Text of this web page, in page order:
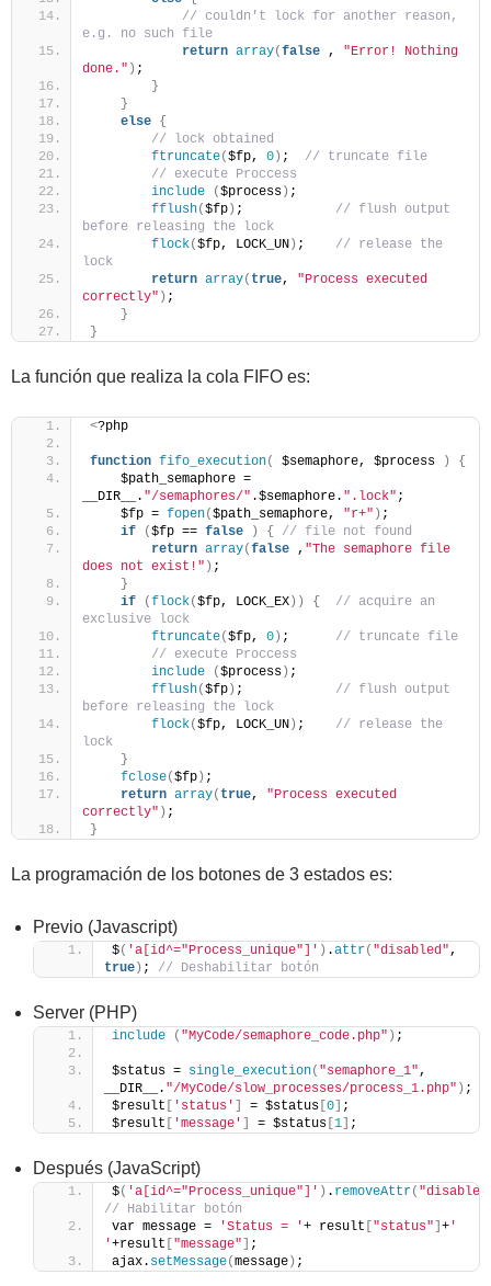
// couldn't lock for another reason,
e.g. no such file
return array(false , "Error! Nothing
done." ) ;
}
}
else {
// lock obtained
ftruncate($fp, 0 ) ;
// execute Proccess
include
($process ) ;
fflush($fp ) ; // flush output
before releasing the lock
flock($fp, LOCK_UN ) ; // release the
lock
return array( true, "Process executed
correctly" ) ;
}
}
La función que realiza la cola FIFO es:
<?php
function fifo_execution( $semaphore, $process )
{
    $path_semaphore =
__DIR__. "/semaphores/" .$semaphore. ".lock" ;
    $fp =
fopen($path_semaphore, "r+" ) ;
if
($fp == false ) {
// file not found
return array(false , "The semaphore file
does not exist!" ) ;
}
if
(flock($fp, LOCK_EX )) {
// acquire an
exclusive lock
ftruncate($fp, 0 ) ;
// execute Proccess
include
($process ) ;
fflush($fp ) ; // flush output
before releasing the lock
flock($fp, LOCK_UN ) ; // release the
lock
}
fclose($fp ) ;
return array( true, "Process executed
correctly" ) ;
}
La programación de los botones de 3 estados es:
Previo (Javascript)
$( 'a[id^="Process_unique"]' ) .attr( "disabled"
true ) ; // Deshabilitar botón
Server (PHP)
include ( "MyCode/semaphore_code.php" ) ;
$status = single_execution( "semaphore_1",
__DIR__. "/MyCode/slow_processes/process_1.php" ) ;
$result
'status' = $status 0
;
$result
'message' = $status 1 ;
Después (JavaScript)
$( 'a[id^="Process_unique"]' ) . removeAttr(
// Habilitar botón
var message =
'Status = '+ result "status" + '
'+result "message"
;
ajax. setMessage(message ) ;